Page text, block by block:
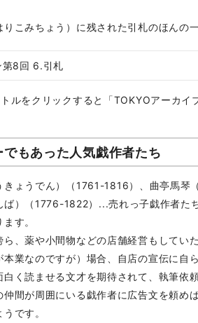
こみちょう）に残された引札のほんの
第8回 6.引札
ルをクリックすると「TOKYOアーカイ
でもあった人気戯作者たち
ょうでん）（1761-1816）、曲亭馬琴
ば）（1776-1822）...売れっ子戯作者た
す。
、薬や小間物などの店舗経営もしてい
本業なのですが）場合、自店の宣伝に自
く読ませる文才を期待されて、執筆依
仲間が周囲にいる戯作者に広告文を頼め
です。